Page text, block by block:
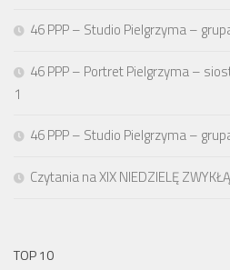
46 PPP – Studio Pielgrzyma –
46 PPP – Portret Pielgrzyma –
1
46 PPP – Studio Pielgrzyma –
Czytania na XIX NIEDZIELĘ ZWYKŁĄ
TOP 10